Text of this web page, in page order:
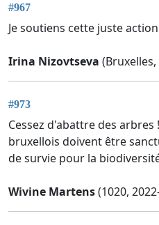
#967
Je soutiens cette juste
Irina Nizovtseva (Bruxelles,
#973
Cessez d'abattre des arbres
bruxellois doivent être
de survie pour la
Wivine Martens(1020,